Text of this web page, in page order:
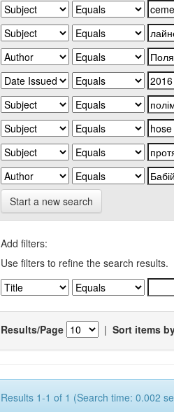
Start a new search
Add filters:
Use filters to refine the search results.
Results/Page | Sort items
Results 1-1 of 1 (Search time: 0.002